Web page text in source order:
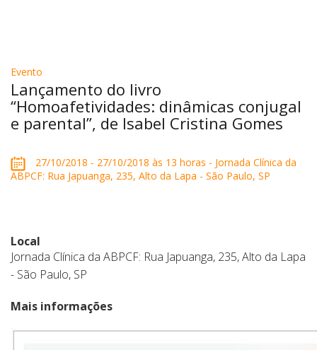
Evento
Lançamento do livro
“Homoafetividades: dinâmicas conjugal
e parental”, de Isabel Cristina Gomes
27/10/2018 - 27/10/2018 às 13 horas - Jornada Clínica da
ABPCF: Rua Japuanga, 235, Alto da Lapa - São Paulo, SP
Local
Jornada Clínica da ABPCF: Rua Japuanga, 235, Alto da Lapa
- São Paulo, SP
Mais informações